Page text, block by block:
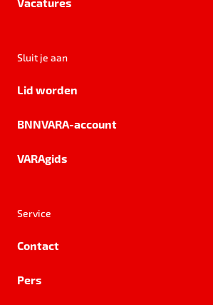
Sluit je aan
Lid worden
BNNVARA-account
VARAgids
Service
Contact
Pers